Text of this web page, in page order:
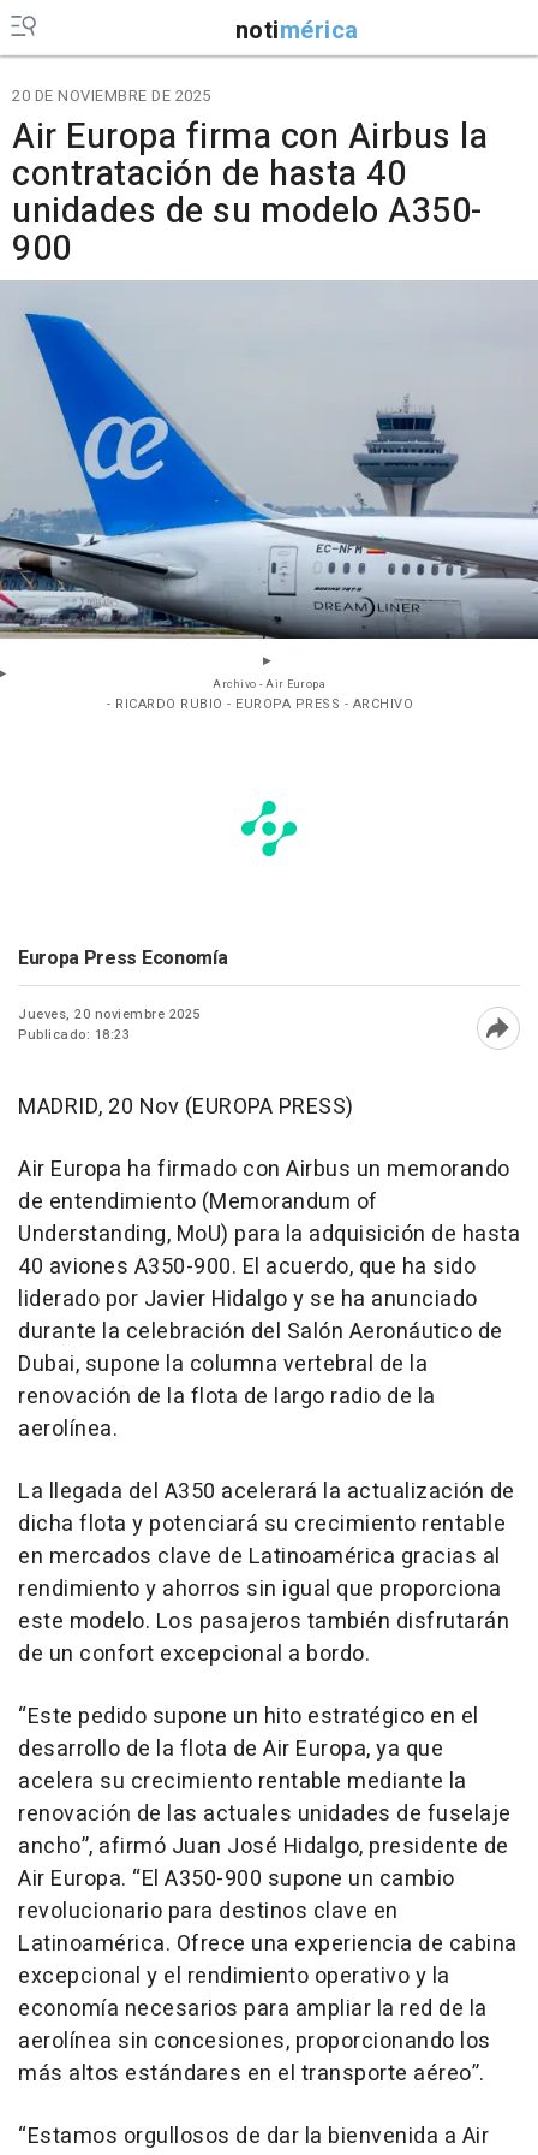
notimérica
20 DE NOVIEMBRE DE 2025
Air Europa firma con Airbus la
contratación de hasta 40
unidades de su modelo A350-
900
Archivo - Air Europa
- RICARDO RUBIO - EUROPA PRESS - ARCHIVO
Europa Press Economía
Jueves, 20 noviembre 2025
Publicado: 18:23
MADRID, 20 Nov (EUROPA PRESS)
Air Europa ha firmado con Airbus un memorando
de entendimiento (Memorandum of
Understanding, MoU) para la adquisición de hasta
40 aviones A350-900. El acuerdo, que ha sido
liderado por Javier Hidalgo y se ha anunciado
durante la celebración del Salón Aeronáutico de
Dubai, supone la columna vertebral de la
renovación de la flota de largo radio de la
aerolínea.
La llegada del A350 acelerará la actualización de
dicha flota y potenciará su crecimiento rentable
en mercados clave de Latinoamérica gracias al
rendimiento y ahorros sin igual que proporciona
este modelo. Los pasajeros también disfrutarán
de un confort excepcional a bordo.
“Este pedido supone un hito estratégico en el
desarrollo de la flota de Air Europa, ya que
acelera su crecimiento rentable mediante la
renovación de las actuales unidades de fuselaje
ancho”, afirmó Juan José Hidalgo, presidente de
Air Europa. “El A350-900 supone un cambio
revolucionario para destinos clave en
Latinoamérica. Ofrece una experiencia de cabina
excepcional y el rendimiento operativo y la
economía necesarios para ampliar la red de la
aerolínea sin concesiones, proporcionando los
más altos estándares en el transporte aéreo”.
“Estamos orgullosos de dar la bienvenida a Air